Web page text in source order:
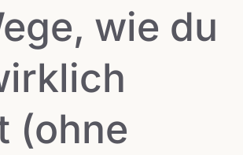
wie du
(ohne